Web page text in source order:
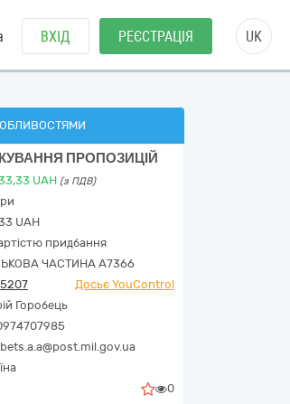
ВХІД РЕЄСТРАЦІЯ UK
ПРОПОЗИЦІЙ
UAH (з ПДВ)
UAH
придбання
ЧАСТИНА А7366
Досьє YouControl
Горобець
0